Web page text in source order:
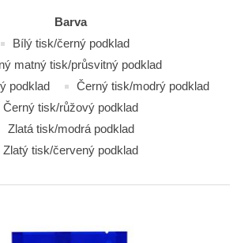
Barva
Bílý tisk/černý podklad
matný tisk/průsvitný podklad
podklad
Černý tisk/modrý podklad
Černý tisk/růžový podklad
Zlatá tisk/modrá podklad
Zlatý tisk/červený podklad